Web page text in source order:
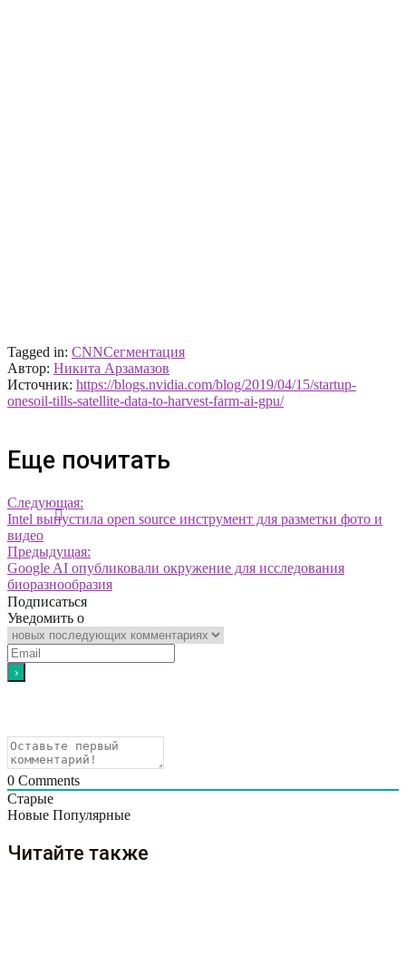
Tagged in: CNNСегментация
Автор: Никита Арзамазов
Источник: https://blogs.nvidia.com/blog/2019/04/15/startup-
onesoil-tills-satellite-data-to-harvest-farm-ai-gpu/
Еще почитать
Следующая:
Intel выпустила open source инструмент для разметки фото и
видео
Предыдущая:
Google AI опубликовали окружение для исследования
биоразнообразия
Подписаться
Уведомить о
0 Comments
Старые
Новые Популярные
Читайте также